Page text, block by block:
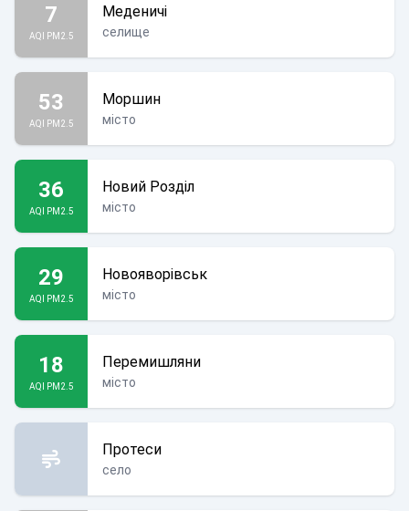
7
AQI PM2.5
Меденичі
селище
53
AQI PM2.5
Моршин
місто
36
AQI PM2.5
Новий Розділ
місто
29
AQI PM2.5
Новояворівськ
місто
18
AQI PM2.5
Перемишляни
місто
Протеси
село